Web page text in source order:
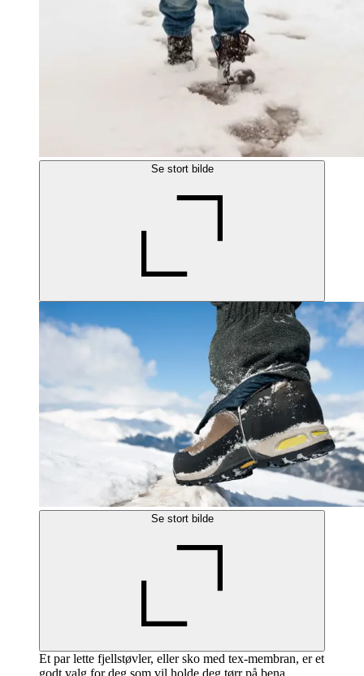
Se stort bilde
Se stort bilde
Et par lette fjellstøvler, eller sko med tex-membran, er et
godt valg for deg som vil holde deg tørr på bena.